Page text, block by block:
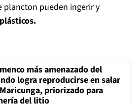
plancton pueden ingerir y
más amenazado del
logra reproducirse en salar
priorizado para
del litio